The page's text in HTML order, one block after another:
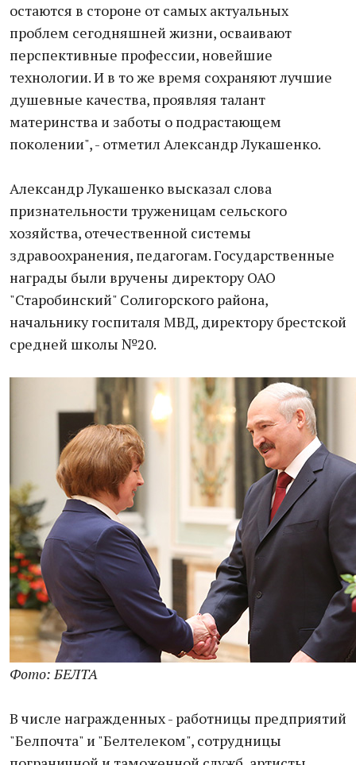
остаются в стороне от самых актуальных
проблем сегодняшней жизни, осваивают
перспективные профессии, новейшие
технологии. И в то же время сохраняют лучшие
душевные качества, проявляя талант
материнства и заботы о подрастающем
поколении", - отметил Александр Лукашенко.
Александр Лукашенко высказал слова
признательности труженицам сельского
хозяйства, отечественной системы
здравоохранения, педагогам. Государственные
награды были вручены директору ОАО
"Старобинский" Солигорского района,
начальнику госпиталя МВД, директору брестской
средней школы №20.
Фото: БЕЛТА
В числе награжденных - работницы предприятий
"Белпочта" и "Белтелеком", сотрудницы